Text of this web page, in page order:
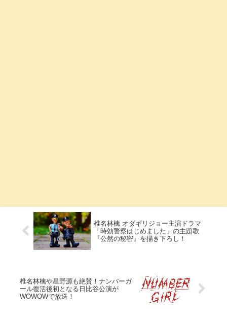
椎名林檎 オダギリジョー主演ドラマ
「時効警察はじめました」の主題歌
『公然の秘密』を描き下ろし！
椎名林檎や星野源も絶賛！ナンバーガ
ール復活後初となる日比谷公演が
WOWOWで放送！